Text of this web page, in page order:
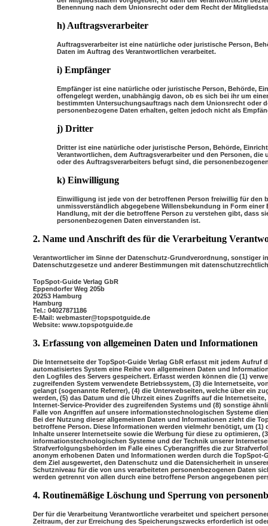
Benennung nach dem Unionsrecht oder dem Recht der
h) Auftragsverarbeiter
Auftragsverarbeiter ist eine natürliche oder juristische Person,
Daten im Auftrag des Verantwortlichen verarbeitet.
i) Empfänger
Empfänger ist eine natürliche oder juristische Person, Behörde,
offengelegt werden, unabhängig davon, ob es sich bei ihr um
bestimmten Untersuchungsauftrags nach dem Unionsrecht oder
personenbezogene Daten erhalten, gelten jedoch nicht als
j) Dritter
Dritter ist eine natürliche oder juristische Person, Behörde,
Verantwortlichen, dem Auftragsverarbeiter und den Personen,
oder des Auftragsverarbeiters befugt sind, die
k) Einwilligung
Einwilligung ist jede von der betroffenen Person freiwillig für den
unmissverständlich abgegebene Willensbekundung in Form
Handlung, mit der die betroffene Person zu verstehen gibt, dass
personenbezogenen Daten einverstanden ist.
2. Name und Anschrift des für die Verarbeitung
Verantwortlicher im Sinne der Datenschutz-Grundverordnung, sonstiger
Datenschutzgesetze und anderer Bestimmungen mit
TopSpot-Guide Verlag GbR
Eppendorfer Weg 205b
20253 Hamburg
Hamburg
Tel.: 04027871186
E-Mail: webmaster@topspotguide.de
Website: www.topspotguide.de
3. Erfassung von allgemeinen Daten und Informationen
Die Internetseite der TopSpot-Guide Verlag GbR erfasst mit jedem Aufruf
automatisiertes System eine Reihe von allgemeinen Daten und
den Logfiles des Servers gespeichert. Erfasst werden können die (1)
zugreifenden System verwendete Betriebssystem, (3) die Internetseite,
gelangt (sogenannte Referrer), (4) die Unterwebseiten, welche über ein
werden, (5) das Datum und die Uhrzeit eines Zugriffs auf die
Internet-Service-Provider des zugreifenden Systems und (8) sonstige
Falle von Angriffen auf unsere informationstechnologischen Systeme
Bei der Nutzung dieser allgemeinen Daten und Informationen zieht die
betroffene Person. Diese Informationen werden vielmehr benötigt, um
Inhalte unserer Internetseite sowie die Werbung für diese zu optimieren,
informationstechnologischen Systeme und der Technik unserer
Strafverfolgungsbehörden im Falle eines Cyberangriffes die zur
anonym erhobenen Daten und Informationen werden durch die
dem Ziel ausgewertet, den Datenschutz und die Datensicherheit in
Schutzniveau für die von uns verarbeiteten personenbezogenen Daten
werden getrennt von allen durch eine betroffene Person angegebenen
4. Routinemäßige Löschung und Sperrung von
Der für die Verarbeitung Verantwortliche verarbeitet und speichert
Zeitraum, der zur Erreichung des Speicherungszwecks erforderlich ist